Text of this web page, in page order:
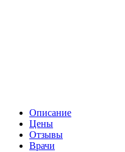
Описание
Цены
Отзывы
Врачи